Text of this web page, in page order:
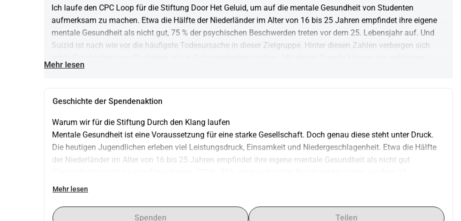
Ich laufe den CPC Loop für die Stiftung Door Het Geluid, um auf die mentale Gesundheit von Studenten
aufmerksam zu machen. Etwa die Hälfte der Niederländer im Alter von 16 bis 25 Jahren empfindet ihre eigene
mentale Gesundheit als nicht gut, 75 % der psychischen Beschwerden treten vor dem 25. Lebensjahr auf. Und
Suizid ist nach wie vor die häufigste Todesursache in dieser Zielgruppe. Hinter diesen Zahlen verbergen sich
dass sie alleine dastehen.
Mehr lesen
Geschichte der Spendenaktion
Warum wir für die Stiftung Durch den Klang laufen
Mentale Gesundheit ist eine Voraussetzung für eine starke Gesellschaft. Doch genau diese steht unter Druck.
Die heutigen Jugendlichen erleben viel Leistungsdruck, Einsamkeit und Niedergeschlagenheit. Etwa die Hälfte
der Niederländer im Alter von 16 bis 25 Jahren empfindet ihre eigene mentale Gesundheit als nicht gut
Lebensjahr auf. Und Suizid ist nach wie vor die häufigste Todesursache in dieser Zielgruppe (CBS, 2024).  Die
die mentale Gesundheit zu stärken.
Mehr lesen
Spenden Teilen